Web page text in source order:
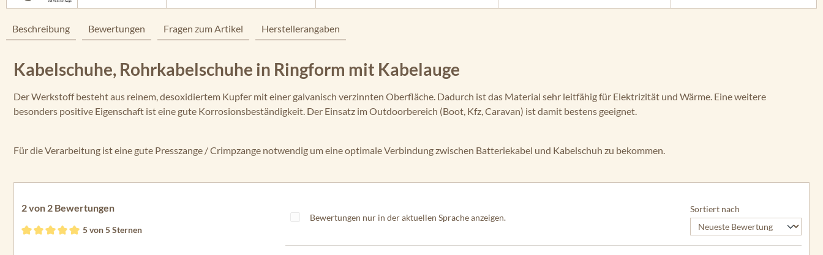
Beschreibung Bewertungen Fragen zum Artikel Herstellerangaben
Kabelschuhe, Rohrkabelschuhe in Ringform mit Kabelauge
Der Werkstoff besteht aus reinem, desoxidiertem Kupfer mit einer galvanisch verzinnten Oberfläche. Dadurch ist das Material sehr leitfähig für Elektrizität und Wärme. Eine weitere
besonders positive Eigenschaft ist eine gute Korrosionsbeständigkeit. Der Einsatz im Outdoorbereich (Boot, Kfz, Caravan) ist damit bestens geeignet.
Für die Verarbeitung ist eine gute Presszange / Crimpzange notwendig um eine optimale Verbindung zwischen Batteriekabel und Kabelschuh zu bekommen.
2 von 2 Bewertungen
5 von 5 Sternen
Bewertungen nur in der aktuellen Sprache anzeigen.
Sortiert nach